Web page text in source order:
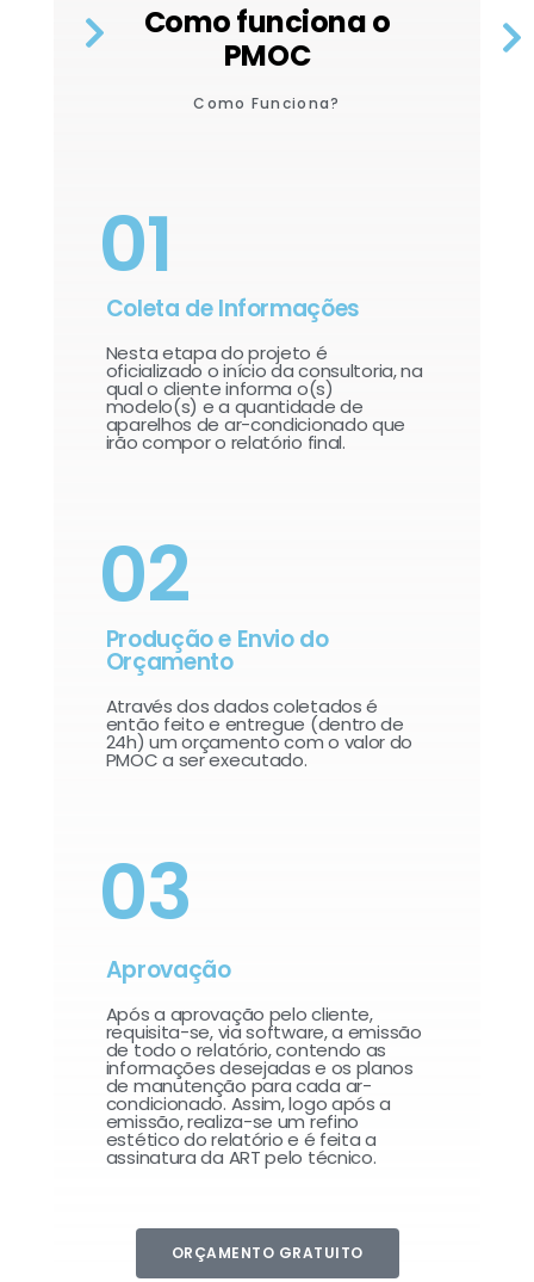
Como funciona o
PMOC
Como Funciona?
01
Coleta de Informações
Nesta etapa do projeto é
oficializado o início da consultoria, na
qual o cliente informa o(s)
modelo(s) e a quantidade de
aparelhos de ar-condicionado que
irão compor o relatório final.​
02
Produção e Envio do
Orçamento
Através dos dados coletados é
então feito e entregue (dentro de
24h) um orçamento com o valor do
PMOC a ser executado.
03
Aprovação
Após a aprovação pelo cliente,
requisita-se, via software, a emissão
de todo o relatório, contendo as
informações desejadas e os planos
de manutenção para cada ar-
condicionado. Assim, logo após a
emissão, realiza-se um refino
estético do relatório e é feita a
assinatura da ART pelo técnico.
ORÇAMENTO GRATUITO